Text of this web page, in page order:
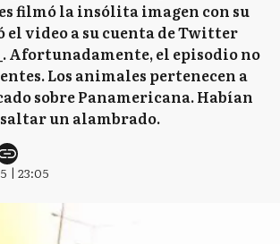
filmó la insólita imagen con su
el video a su cuenta de Twitter
Afortunadamente, el episodio no
Los animales pertenecen a
sobre Panamericana. Habían
un alambrado.
| 23:05